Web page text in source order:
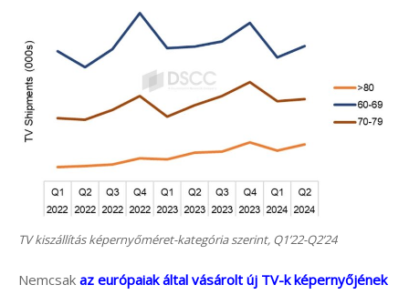
TV kiszállítás képernyőméret-kategória szerint, Q1’22-Q2’24
Nemcsak az európaiak által vásárolt új TV-k képernyőjének